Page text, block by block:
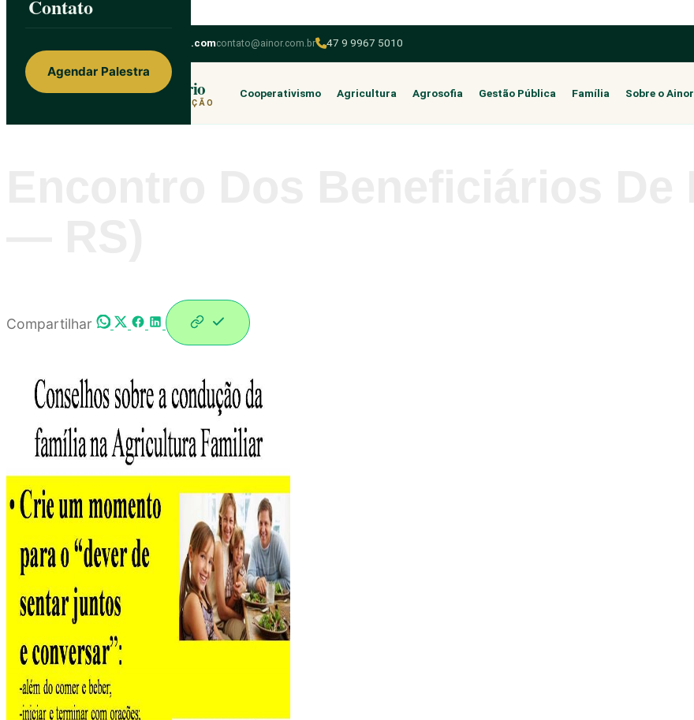
Skip to content
ainorfloterio@gmail.comcontato@ainor.com.br 47 9 9967 5010
Ainor Lotério
MENTE & CORAÇÃO
Cooperativismo Agricultura Agrosofia Gestão Pública Família Sobre o Ainor
Contato
Agendar Palestra
Compartilhar